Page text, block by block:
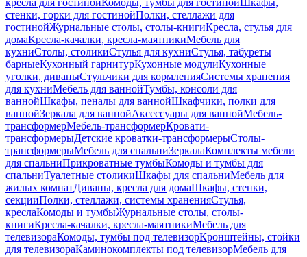
кресла для гостинойКомоды, тумбы для гостинойШкафы,
стенки, горки для гостинойПолки, стеллажи для
гостинойЖурнальные столы, столы-книгиКресла, стулья для
домаКресла-качалки, кресла-маятникиМебель для
кухниСтолы, столикиСтулья для кухниСтулья, табуреты
барныеКухонный гарнитурКухонные модулиКухонные
уголки, диваныСтульчики для кормленияСистемы хранения
для кухниМебель для ваннойТумбы, консоли для
ваннойШкафы, пеналы для ваннойШкафчики, полки для
ваннойЗеркала для ваннойАксессуары для ваннойМебель-
трансформерМебель-трансформерКровати-
трансформерыДетские кроватки-трансформерыСтолы-
трансформерыМебель для спальниЗеркалаКомплекты мебели
для спальниПрикроватные тумбыКомоды и тумбы для
спальниТуалетные столикиШкафы для спальниМебель для
жилых комнатДиваны, кресла для домаШкафы, стенки,
секцииПолки, стеллажи, системы храненияСтулья,
креслаКомоды и тумбыЖурнальные столы, столы-
книгиКресла-качалки, кресла-маятникиМебель для
телевизораКомоды, тумбы под телевизорКронштейны, стойки
для телевизораКаминокомплекты под телевизорМебель для